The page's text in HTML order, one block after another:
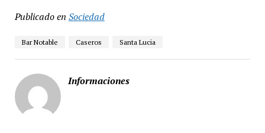
Publicado en Sociedad
Bar Notable Caseros Santa Lucia
Informaciones